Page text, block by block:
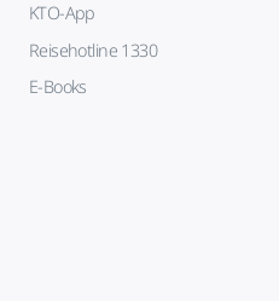
KTO-App
Reisehotline 1330
E-Books